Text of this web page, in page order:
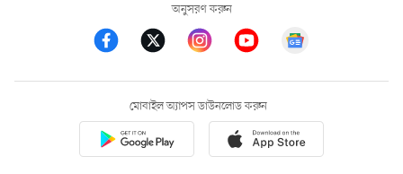
অনুসরণ করুন
মোবাইল অ্যাপস ডাউনলোড করুন